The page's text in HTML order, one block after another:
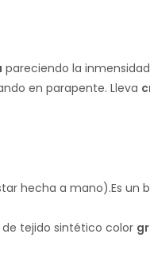
pareciendo la
en parapente. Lleva
hecha a mano).Es un
de tejido sintético color